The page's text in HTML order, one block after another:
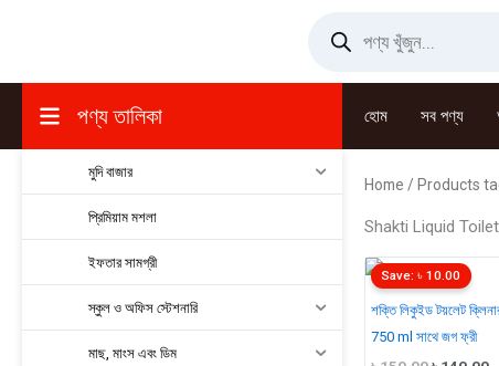
search
পণ্য তালিকা হোম সব পণ্য
মুদি বাজার
প্রিমিয়াম মশলা
ইফতার সামগ্রী
স্কুল ও অফিস স্টেশনারি
মাছ, মাংস এবং ডিম
Home / Products
Shakti Liquid
শক্তি লিকুইড টয়লেট
750 ml সাথে জগ ফ্রী
Save:৳10.00